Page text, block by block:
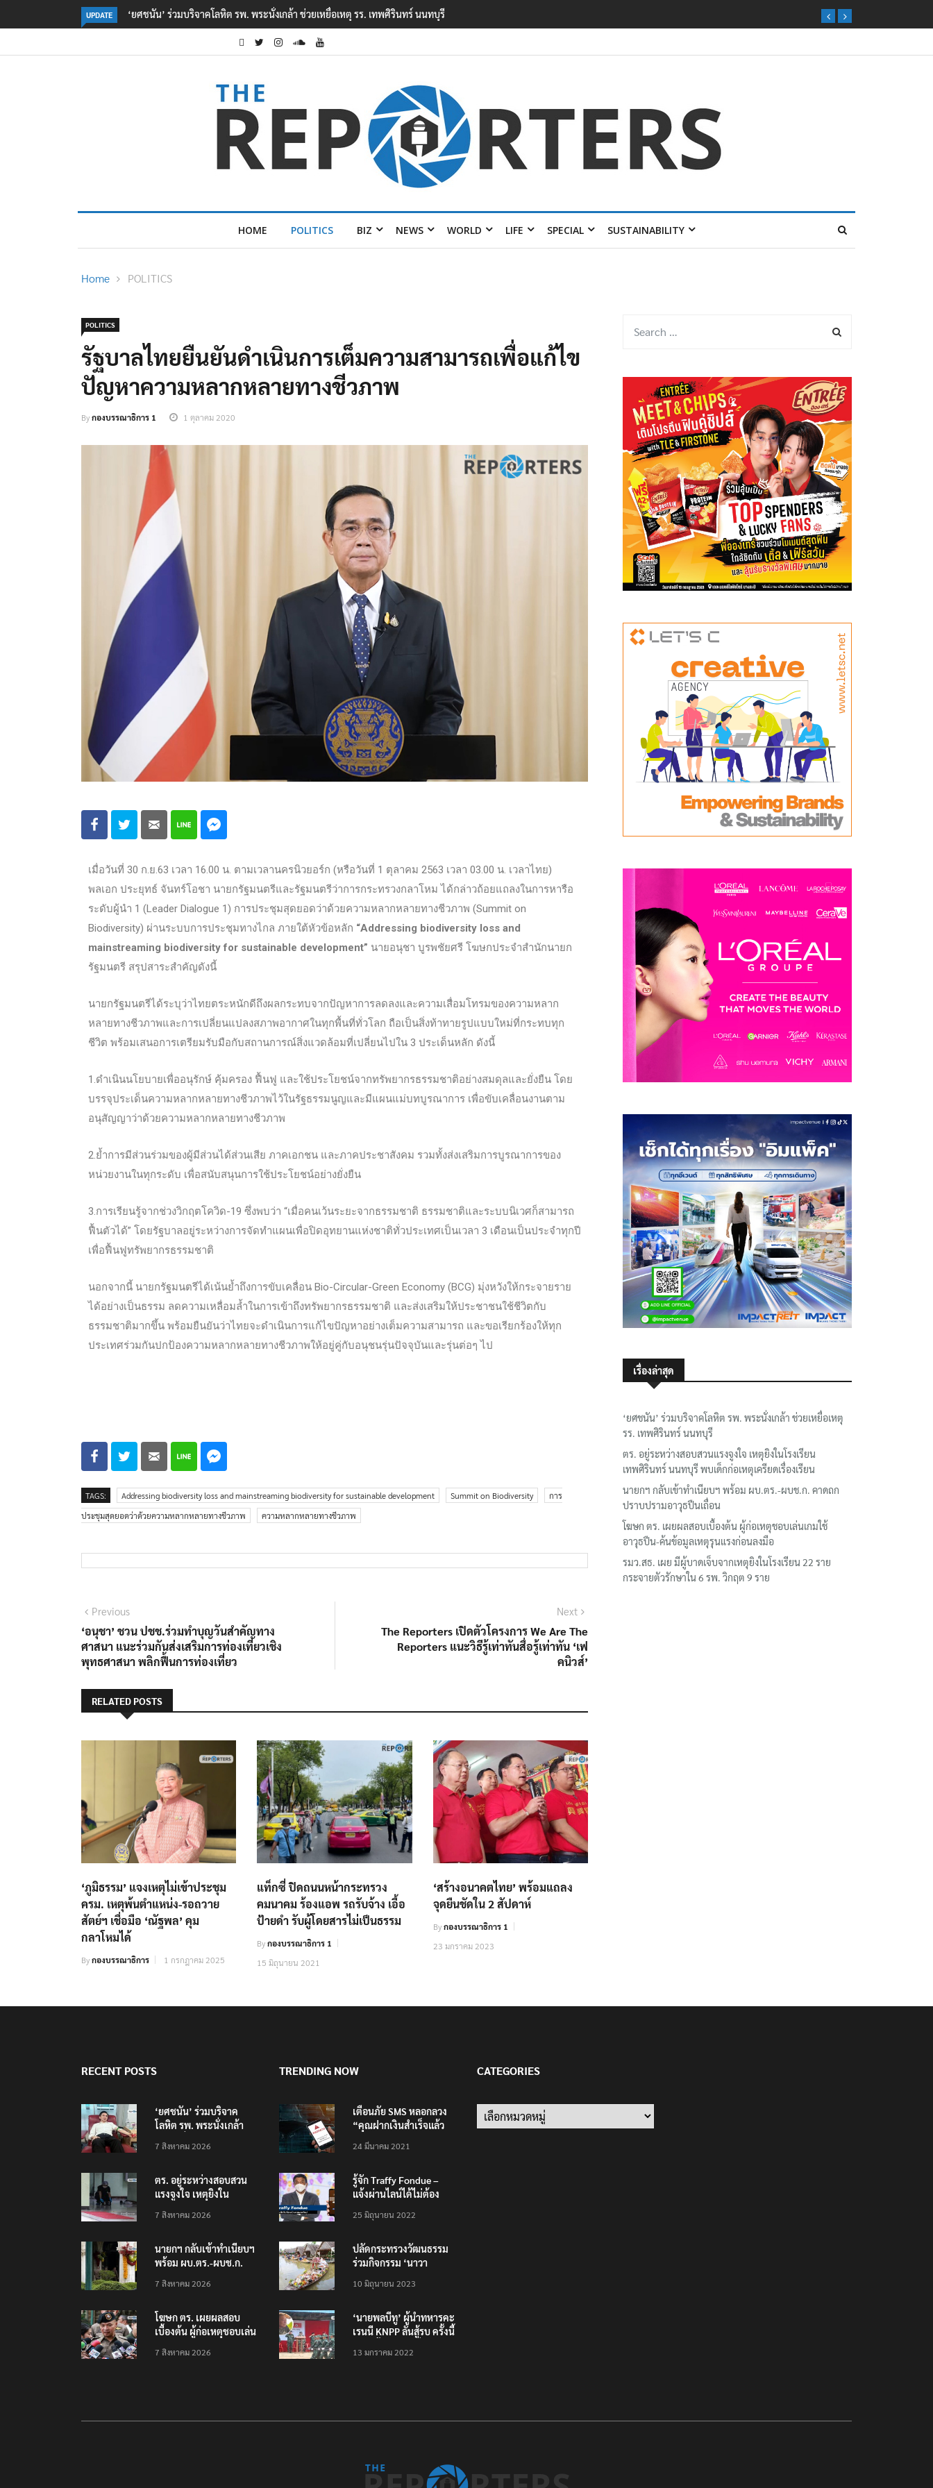
UPDATE ตร. อยู่ระหว่างสอบสวนแรงจูงใจ เหตุยิงในโรงเรียนเทพศิรินทร์ นนทบุรี พบเด็กก่อเหตุเครียดเรื่องเรียน
HOME POLITICS BIZ NEWS WORLD LIFE SPECIAL SUSTAINABILITY
Home POLITICS
POLITICS
รัฐบาลไทยยืนยันดำเนินการเต็มความสามารถเพื่อแก้ไข
ปัญหาความหลากหลายทางชีวภาพ
Byกองบรรณาธิการ 1 1 ตุลาคม 2020
เมื่อวันที่ 30 ก.ย.63 เวลา 16.00 น. ตามเวลานครนิวยอร์ก (หรือวันที่ 1 ตุลาคม 2563 เวลา 03.00 น. เวลาไทย)
พลเอก ประยุทธ์ จันทร์โอชา นายกรัฐมนตรีและรัฐมนตรีว่าการกระทรวงกลาโหม ได้กล่าวถ้อยแถลงในการหารือ
ระดับผู้นำ 1 (Leader Dialogue 1) การประชุมสุดยอดว่าด้วยความหลากหลายทางชีวภาพ (Summit on
Biodiversity) ผ่านระบบการประชุมทางไกล ภายใต้หัวข้อหลัก “Addressing biodiversity loss and
mainstreaming biodiversity for sustainable development” นายอนุชา บูรพชัยศรี โฆษกประจำสำนักนายก
รัฐมนตรี สรุปสาระสำคัญดังนี้
นายกรัฐมนตรีได้ระบุว่าไทยตระหนักดีถึงผลกระทบจากปัญหาการลดลงและความเสื่อมโทรมของความหลาก
หลายทางชีวภาพและการเปลี่ยนแปลงสภาพอากาศในทุกพื้นที่ทั่วโลก ถือเป็นสิ่งท้าทายรูปแบบใหม่ที่กระทบทุก
ชีวิต พร้อมเสนอการเตรียมรับมือกับสถานการณ์สิ่งแวดล้อมที่เปลี่ยนไปใน 3 ประเด็นหลัก ดังนี้
1.ดำเนินนโยบายเพื่ออนุรักษ์ คุ้มครอง ฟื้นฟู และใช้ประโยชน์จากทรัพยากรธรรมชาติอย่างสมดุลและยั่งยืน โดย
บรรจุประเด็นความหลากหลายทางชีวภาพไว้ในรัฐธรรมนูญและมีแผนแม่บทบูรณาการ เพื่อขับเคลื่อนงานตาม
อนุสัญญาว่าด้วยความหลากหลายทางชีวภาพ
2.ย้ำการมีส่วนร่วมของผู้มีส่วนได้ส่วนเสีย ภาคเอกชน และภาคประชาสังคม รวมทั้งส่งเสริมการบูรณาการของ
หน่วยงานในทุกระดับ เพื่อสนับสนุนการใช้ประโยชน์อย่างยั่งยืน
3.การเรียนรู้จากช่วงวิกฤตโควิด-19 ซึ่งพบว่า “เมื่อคนเว้นระยะจากธรรมชาติ ธรรมชาติและระบบนิเวศก็สามารถ
ฟื้นตัวได้” โดยรัฐบาลอยู่ระหว่างการจัดทำแผนเพื่อปิดอุทยานแห่งชาติทั่วประเทศเป็นเวลา 3 เดือนเป็นประจำทุกปี
เพื่อฟื้นฟูทรัพยากรธรรมชาติ
นอกจากนี้ นายกรัฐมนตรีได้เน้นย้ำถึงการขับเคลื่อน Bio-Circular-Green Economy (BCG) มุ่งหวังให้กระจายราย
ได้อย่างเป็นธรรม ลดความเหลื่อมล้ำในการเข้าถึงทรัพยากรธรรมชาติ และส่งเสริมให้ประชาชนใช้ชีวิตกับ
ธรรมชาติมากขึ้น พร้อมยืนยันว่าไทยจะดำเนินการแก้ไขปัญหาอย่างเต็มความสามารถ และขอเรียกร้องให้ทุก
ประเทศร่วมกันปกป้องความหลากหลายทางชีวภาพให้อยู่คู่กับอนุชนรุ่นปัจจุบันและรุ่นต่อๆ ไป
TAGS: Addressing biodiversity loss and mainstreaming biodiversity for sustainable development Summit on Biodiversity
การ
ประชุมสุดยอดว่าด้วยความหลากหลายทางชีวภาพ
ความหลากหลายทางชีวภาพ
Previous
‘อนุชา’ ชวน ปชช.ร่วมทำบุญวันสำคัญทาง
ศาสนา แนะร่วมกันส่งเสริมการท่องเที่ยวเชิง
พุทธศาสนา พลิกฟื้นการท่องเที่ยว
Next
The Reporters เปิดตัวโครงการ We Are The
Reporters แนะวิธีรู้เท่าทันสื่อรู้เท่าทัน ‘เฟ
คนิวส์’
RELATED POSTS
‘ภูมิธรรม’ แจงเหตุไม่เข้าประชุม
ครม. เหตุพ้นตำแหน่ง-รอถวาย
สัตย์ฯ เชื่อมือ ‘ณัฐพล’ คุม
กลาโหมได้
Byกองบรรณาธิการ 1 กรกฎาคม 2025
แท็กซี่ ปิดถนนหน้ากระทรวง
คมนาคม ร้องแอพ รถรับจ้าง เอื้อ
ป้ายดำ รับผู้โดยสารไม่เป็นธรรม
Byกองบรรณาธิการ 1
15 มิถุนายน 2021
‘สร้างอนาคตไทย’ พร้อมแถลง
จุดยืนชัดใน 2 สัปดาห์
Byกองบรรณาธิการ 1
23 มกราคม 2023
เรื่องล่าสุด
‘ยศชนัน’ ร่วมบริจาคโลหิต รพ. พระนั่งเกล้า ช่วยเหยื่อเหตุ
รร. เทพศิรินทร์ นนทบุรี
ตร. อยู่ระหว่างสอบสวนแรงจูงใจ เหตุยิงในโรงเรียน
เทพศิรินทร์ นนทบุรี พบเด็กก่อเหตุเครียดเรื่องเรียน
นายกฯ กลับเข้าทำเนียบฯ พร้อม ผบ.ตร.-ผบช.ก. คาดถก
ปราบปรามอาวุธปืนเถื่อน
โฆษก ตร. เผยผลสอบเบื้องต้น ผู้ก่อเหตุชอบเล่นเกมใช้
อาวุธปืน-ค้นข้อมูลเหตุรุนแรงก่อนลงมือ
รมว.สธ. เผย มีผู้บาดเจ็บจากเหตุยิงในโรงเรียน 22 ราย
กระจายตัวรักษาใน 6 รพ. วิกฤต 9 ราย
RECENT POSTS
‘ยศชนัน’ ร่วมบริจาค
โลหิต รพ. พระนั่งเกล้า
เทพศิรินทร์ นนทบุรี
7 สิงหาคม 2026
ตร. อยู่ระหว่างสอบสวน
แรงจูงใจ เหตุยิงใน
นนทบุรี พบเด็กก่อเหตุ
7 สิงหาคม 2026
นายกฯ กลับเข้าทำเนียบฯ
พร้อม ผบ.ตร.-ผบช.ก.
ปืนเถื่อน
7 สิงหาคม 2026
โฆษก ตร. เผยผลสอบ
เบื้องต้น ผู้ก่อเหตุชอบเล่น
เหตุรุนแรงก่อนลงมือ
7 สิงหาคม 2026
TRENDING NOW
เตือนภัย SMS หลอกลวง
“คุณฝากเงินสำเร็จแล้ว
200,000 บาท”
24 มีนาคม 2021
รู้จัก Traffy Fondue –
แจ้งผ่านไลน์ได้ไม่ต้อง
ทั่วไทย ไม่ใช่แค่ในกรุง
25 มิถุนายน 2022
ปลัดกระทรวงวัฒนธรรม
ร่วมกิจกรรม ‘นาวา
ตักบาตรทางน้ำ
10 มิถุนายน 2023
‘นายพลบีทู’ ผู้นำทหารคะ
เรนนี KNPP ลั่นสู้รบ ครั้งนี้
ประชาชนต้องชนะ
13 มกราคม 2022
CATEGORIES